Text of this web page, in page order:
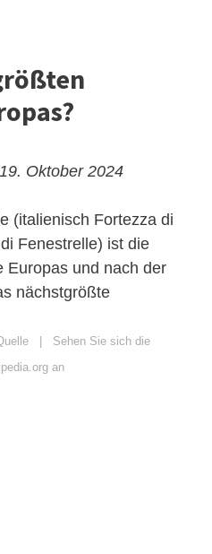
Oktober 2024
(italienisch Fortezza di
Fenestrelle) ist die
Europas und nach der
nächstgrößte
Sehen Sie sich die
an